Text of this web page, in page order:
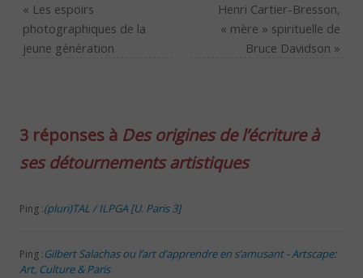
« Les espoirs
photographiques de la
jeune génération
Henri Cartier-Bresson,
« mère » spirituelle de
Bruce Davidson »
3 réponses à Des origines de l’écriture à
ses détournements artistiques
Ping :(pluri)TAL / ILPGA [U. Paris 3]
Ping :Gilbert Salachas ou l’art d’apprendre en s’amusant - Artscape:
Art, Culture & Paris